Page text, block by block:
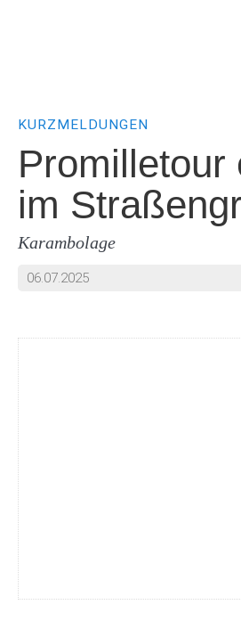
KURZMELDUNGEN
Promilletour
im
Karambolage
06.07.2025